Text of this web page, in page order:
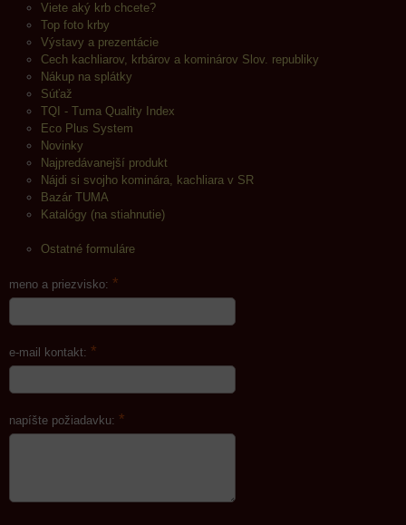
Viete aký krb chcete?
Top foto krby
Výstavy a prezentácie
Cech kachliarov, krbárov a kominárov Slov. republiky
Nákup na splátky
Súťaž
TQI - Tuma Quality Index
Eco Plus System
Novinky
Najpredávanejší produkt
Nájdi si svojho kominára, kachliara v SR
Bazár TUMA
Katalógy (na stiahnutie)
Ostatné formuláre
meno a priezvisko: *
e-mail kontakt: *
napíšte požiadavku: *